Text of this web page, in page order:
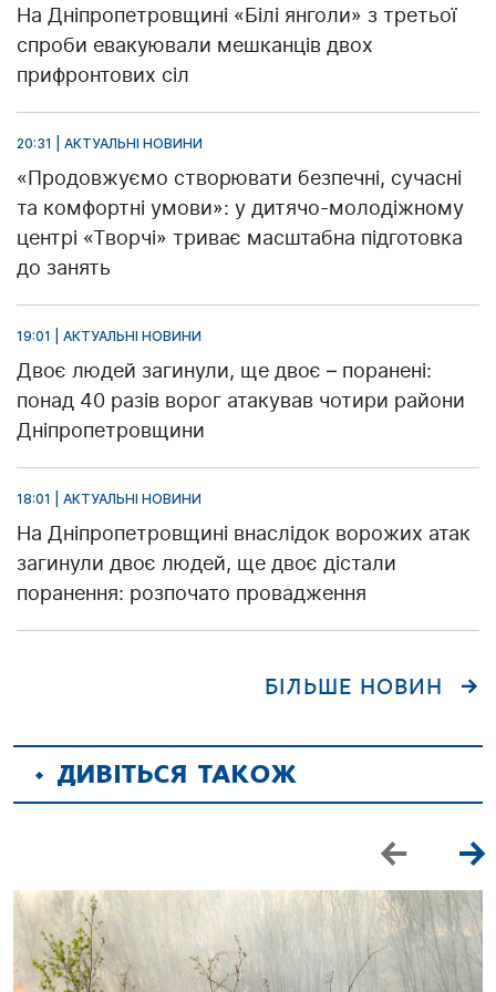
На Дніпропетровщині «Білі янголи» з третьої
спроби евакуювали мешканців двох
прифронтових сіл
20:31 | АКТУАЛЬНІ НОВИНИ
«Продовжуємо створювати безпечні, сучасні
та комфортні умови»: у дитячо-молодіжному
центрі «Творчі» триває масштабна підготовка
до занять
19:01 | АКТУАЛЬНІ НОВИНИ
Двоє людей загинули, ще двоє – поранені:
понад 40 разів ворог атакував чотири райони
Дніпропетровщини
18:01 | АКТУАЛЬНІ НОВИНИ
На Дніпропетровщині внаслідок ворожих атак
загинули двоє людей, ще двоє дістали
поранення: розпочато провадження
БІЛЬШЕ НОВИН
ДИВІТЬСЯ ТАКОЖ